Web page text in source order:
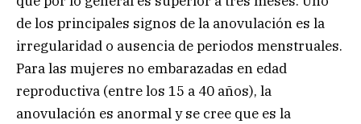
de los principales signos de la anovulación es la
irregularidad o ausencia de periodos menstruales.
Para las mujeres no embarazadas en edad
reproductiva (entre los 15 a 40 años), la
anovulación es anormal y se cree que es la